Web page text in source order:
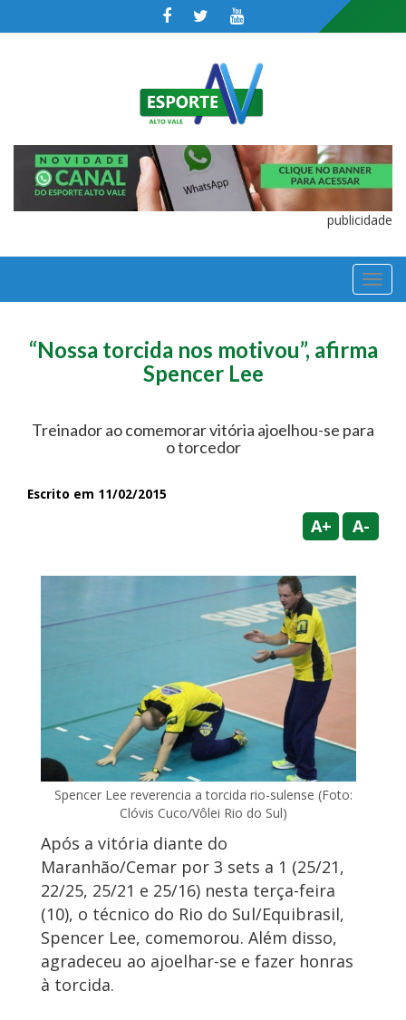
publicidade
“Nossa torcida nos motivou”, afirma
Spencer Lee
Treinador ao comemorar vitória ajoelhou-se para
o torcedor
Escrito em 11/02/2015
A+ A-
Spencer Lee reverencia a torcida rio-sulense (Foto:
Clóvis Cuco/Vôlei Rio do Sul)
Após a vitória diante do
Maranhão/Cemar por 3 sets a 1 (25/21,
22/25, 25/21 e 25/16) nesta terça-feira
(10), o técnico do Rio do Sul/Equibrasil,
Spencer Lee, comemorou. Além disso,
agradeceu ao ajoelhar-se e fazer honras
à torcida.